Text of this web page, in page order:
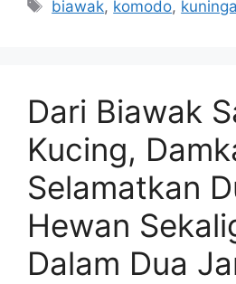
biawak, komodo,
Dari Biawak
Kucing,
Selamatkan
Hewan
Dalam Dua